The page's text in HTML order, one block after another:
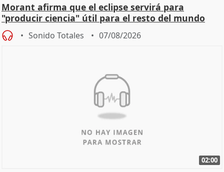
Morant afirma que el eclipse servirá para
"producir ciencia" útil para el resto del mundo
Sonido Totales 07/08/2026
02:00